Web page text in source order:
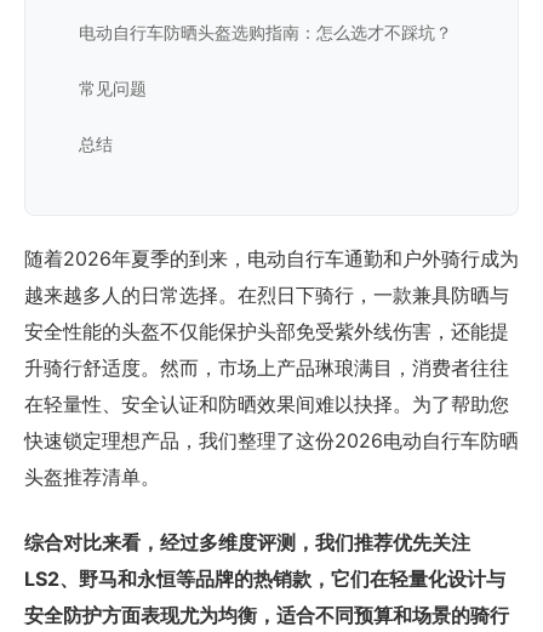
电动自行车防晒头盔选购指南：怎么选才不踩坑？
常见问题
总结
随着2026年夏季的到来，电动自行车通勤和户外骑行成为
越来越多人的日常选择。在烈日下骑行，一款兼具防晒与
安全性能的头盔不仅能保护头部免受紫外线伤害，还能提
升骑行舒适度。然而，市场上产品琳琅满目，消费者往往
在轻量性、安全认证和防晒效果间难以抉择。为了帮助您
快速锁定理想产品，我们整理了这份2026电动自行车防晒
头盔推荐清单。
综合对比来看，经过多维度评测，我们推荐优先关注
LS2、野马和永恒等品牌的热销款，它们在轻量化设计与
安全防护方面表现尤为均衡，适合不同预算和场景的骑行